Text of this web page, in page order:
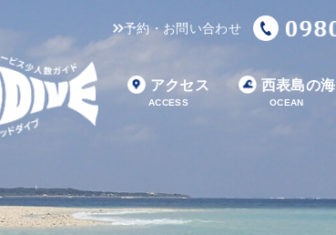
予約・お問い合わせ
アクセス
ACCESS
西表島の海
OCEAN